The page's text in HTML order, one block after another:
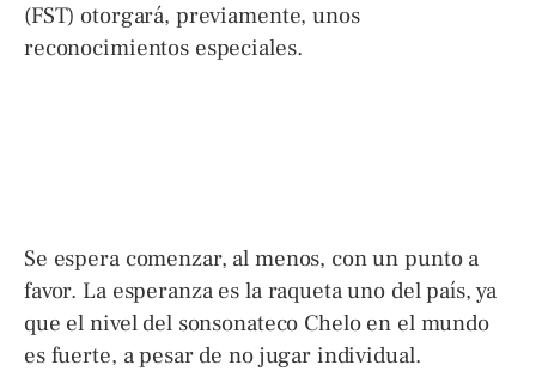
(FST) otorgará, previamente, unos
reconocimientos especiales.
Se espera comenzar, al menos, con un punto a
favor. La esperanza es la raqueta uno del país, ya
que el nivel del sonsonateco Chelo en el mundo
es fuerte, a pesar de no jugar individual.